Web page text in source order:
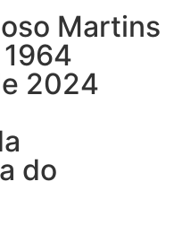
Martins
2024
do